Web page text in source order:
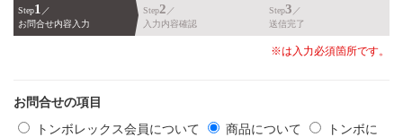
Step1 ／
お問合せ内容入力
Step2 ／
入力内容確認
Step3 ／
送信完了
※は入力必須箇所です。
お問合せの項目
トンボレックス会員について
商品について
トンボに